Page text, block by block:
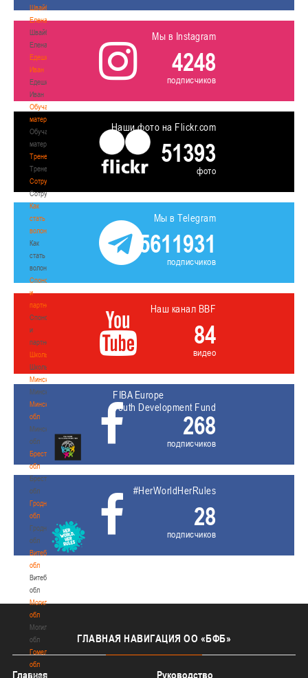
Швайбович
Елена
Швайбович
Елена
Едешко
Иван
Едешко
Иван
Обучающие
материалы
Обучающие
материалы
Тренерам
Тренерам
Сотрудничество
Сотрудничество
Как
стать
волонтером
Как
стать
волонтером
Спонсоры
и
партнеры
Спонсоры
и
партнеры
Школы
Школы
Минск
Минск
Минская
обл
Минская
обл
Брестская
обл
Брестская
обл
Гродненская
обл
Гродненская
обл
Витебская
обл
Витебская
обл
Могилевская
обл
Могилевская
обл
Гомельская
обл
Гомельская
Мы в Instagram
4248
подписчиков
Наши фото на Flickr.com
51393
фото
Мы в Telegram
5611931
подписчиков
Наш канал BBF
84
видео
FIBA Europe
Youth Development Fund
268
подписчиков
#HerWorldHerRules
28
подписчиков
ГЛАВНАЯ НАВИГАЦИЯ ОО «БФБ»
Главная
Руководство